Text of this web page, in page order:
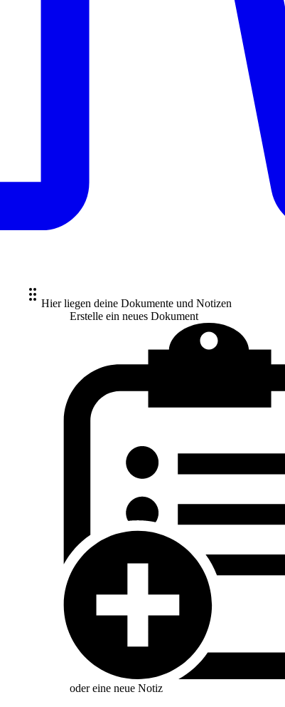
Hier liegen deine Dokumente und Notizen
Erstelle ein neues Dokument
oder eine neue Notiz